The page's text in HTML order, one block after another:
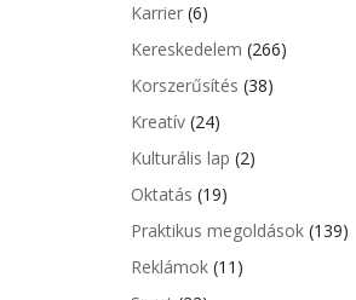
Karrier (6)
Kereskedelem (266)
Korszerűsítés (38)
Kreatív (24)
Kulturális lap (2)
Oktatás (19)
Praktikus megoldások (139)
Reklámok (11)